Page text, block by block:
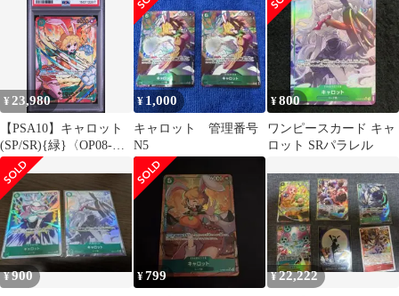
¥ 23,980
【PSA10】キャロット
(SP/SR){緑}〈OP08-
023〉[プレミアムブー
スター ONE PIECE
CARD THE BEST
vol.2【PRB-02】] パラ
レルSP
¥ 1,000
キャロット 管理番号
N5
¥800
ワンピースカード キャ
ロット SRパラレル
¥900 ¥799 ¥22,222